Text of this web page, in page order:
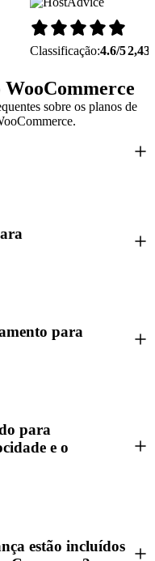
Classificação:4.6/5
sobre os planos de
para
para
e o
estão incluídos